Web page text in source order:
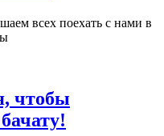
всех поехать с нами в
чтобы